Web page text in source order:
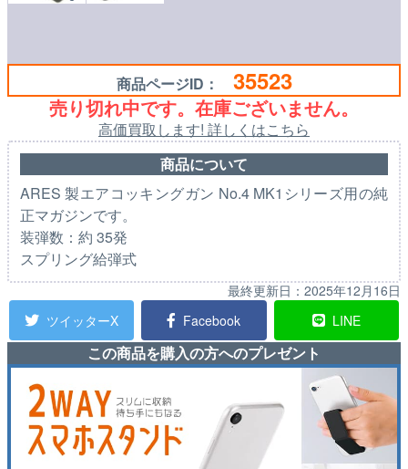
商品ページID： 35523
売り切れ中です。在庫ございません。
高価買取します! 詳しくはこちら
商品について
ARES 製エアコッキングガン No.4 MK1シリーズ用の純
正マガジンです。
装弾数：約 35発
スプリング給弾式
最終更新日： 2025年12月16日
ツイッターX
Facebook LINE
この商品を購入の方へのプレゼント